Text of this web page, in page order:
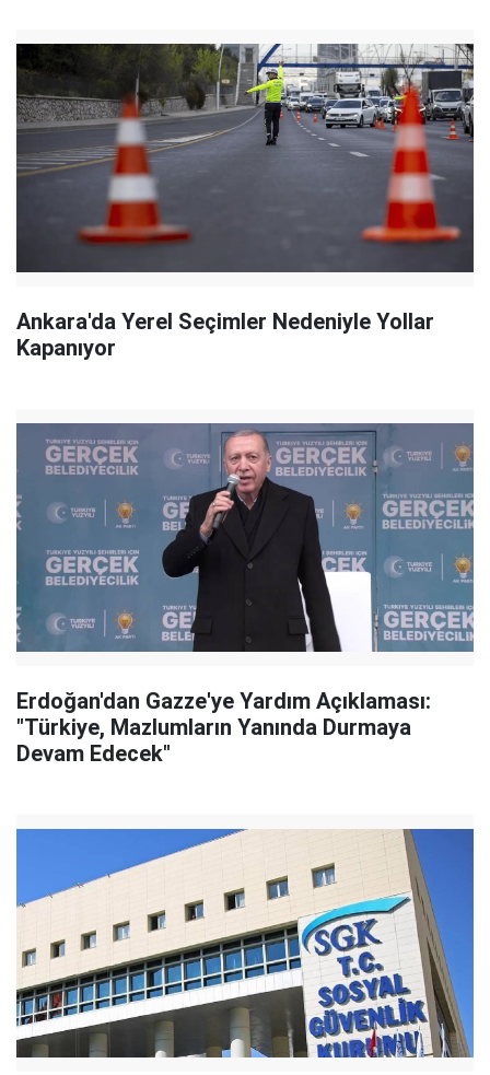
Ankara'da Yerel Seçimler Nedeniyle Yollar
Kapanıyor
Erdoğan'dan Gazze'ye Yardım Açıklaması:
"Türkiye, Mazlumların Yanında Durmaya
Devam Edecek"